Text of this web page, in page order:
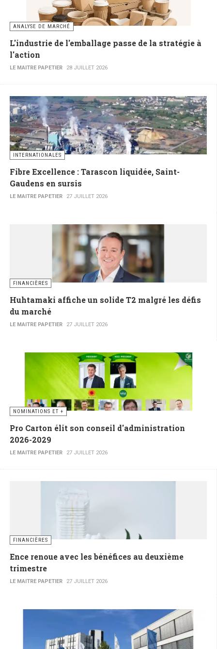
ANALYSE DE MARCHÉ
L'industrie de l'emballage passe de la stratégie à
l'action
LE MAITRE PAPETIER 28 JUILLET 2026
INTERNATIONALES
Fibre Excellence : Tarascon liquidée, Saint-
Gaudens en sursis
LE MAITRE PAPETIER 27 JUILLET 2026
FINANCIÈRES
Huhtamaki affiche un solide T2 malgré les défis
du marché
LE MAITRE PAPETIER 27 JUILLET 2026
NOMINATIONS ET +
Pro Carton élit son conseil d'administration
2026-2029
LE MAITRE PAPETIER 27 JUILLET 2026
FINANCIÈRES
Ence renoue avec les bénéfices au deuxième
trimestre
LE MAITRE PAPETIER 27 JUILLET 2026